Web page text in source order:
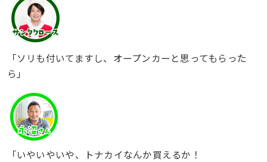
「ソリも付いてますし、オープンカーと思ってもらった
ら」
「いやいやいや、トナカイなんか買えるか！